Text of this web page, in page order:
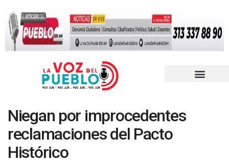
Niegan por improcedentes
reclamaciones del Pacto
Histórico